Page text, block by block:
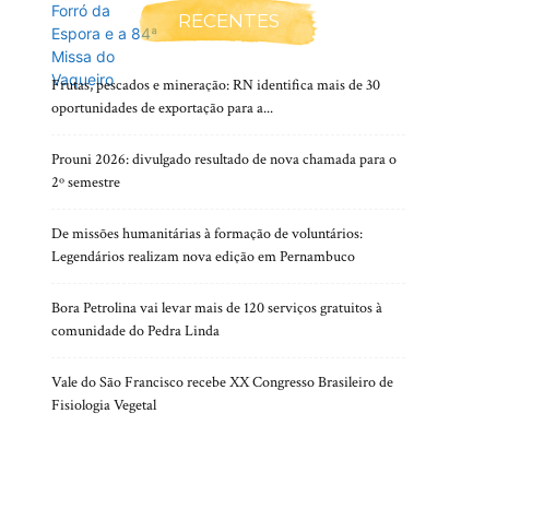
RECENTES
Frutas, pescados e mineração: RN identifica mais de 30
oportunidades de exportação para a...
Prouni 2026: divulgado resultado de nova chamada para o
2º semestre
De missões humanitárias à formação de voluntários:
Legendários realizam nova edição em Pernambuco
Bora Petrolina vai levar mais de 120 serviços gratuitos à
comunidade do Pedra Linda
Vale do São Francisco recebe XX Congresso Brasileiro de
Fisiologia Vegetal